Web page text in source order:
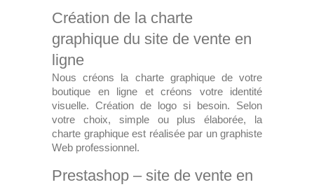
Création de la charte
graphique du site de vente en
ligne
Nous créons la charte graphique de votre
boutique en ligne et créons votre identité
visuelle. Création de logo si besoin. Selon
votre choix, simple ou plus élaborée, la
charte graphique est réalisée par un graphiste
Web professionnel.
Prestashop – site de vente en